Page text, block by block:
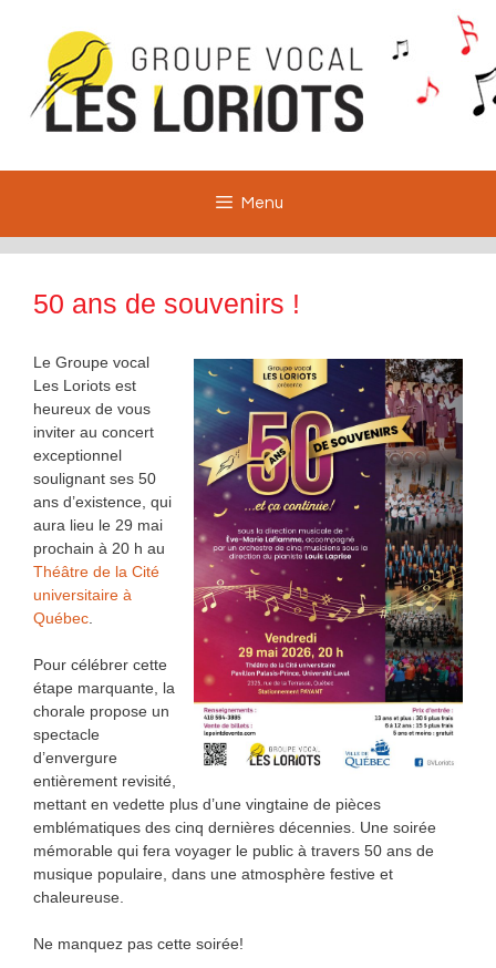
contenu
Menu
50 ans de souvenirs !
Le Groupe vocal
Les Loriots est
heureux de vous
inviter au concert
exceptionnel
soulignant ses 50
ans d’existence, qui
aura lieu le 29 mai
prochain à 20 h au
Théâtre de la Cité
universitaire à
Québec
Pour célébrer cette
étape marquante, la
chorale propose un
spectacle
d’envergure
entièrement revisité,
mettant en vedette plus d’une vingtaine de pièces
emblématiques des cinq dernières décennies. Une soirée
mémorable qui fera voyager le public à travers 50 ans de
musique populaire, dans une atmosphère festive et
chaleureuse.
Ne manquez pas cette soirée!